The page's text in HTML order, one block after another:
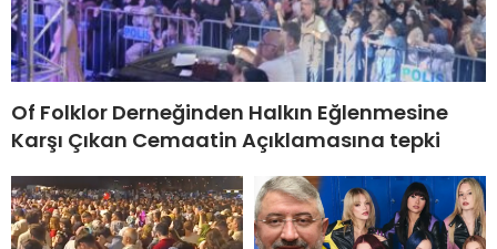
Of Folklor Derneğinden Halkın Eğlenmesine
Karşı Çıkan Cemaatin Açıklamasına tepki